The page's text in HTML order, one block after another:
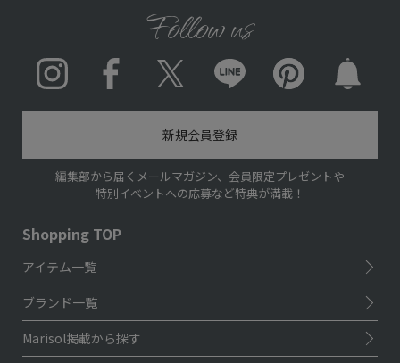
Follow us
InstagramFacebookX LINE pinterest
新規会員登録
編集部から届くメールマガジン、会員限定プレゼントや
特別イベントへの応募など特典が満載！
Shopping TOP
アイテム一覧
ブランド一覧
Marisol掲載から探す